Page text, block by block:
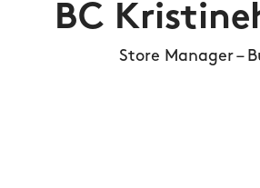
BC
Store Manager –